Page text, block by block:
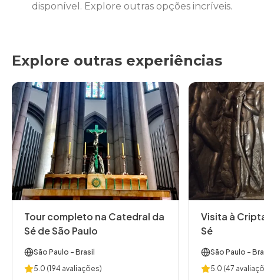
disponível. Explore outras opções incríveis.
Explore outras experiências
Tour completo na Catedral da
Sé de São Paulo
São Paulo - Brasil
5.0 (194 avaliações)
Visita à
Sé
São Paulo -
5.0 (47